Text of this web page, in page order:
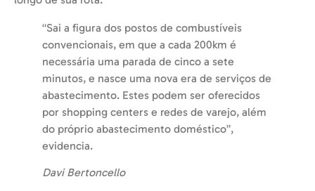
“Sai a figura dos postos de combustíveis
convencionais, em que a cada 200km é
necessária uma parada de cinco a sete
minutos, e nasce uma nova era de serviços de
abastecimento. Estes podem ser oferecidos
por shopping centers e redes de varejo, além
do próprio abastecimento doméstico”,
evidencia.
Davi Bertoncello